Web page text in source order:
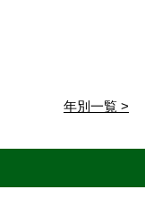
年別一覧 >